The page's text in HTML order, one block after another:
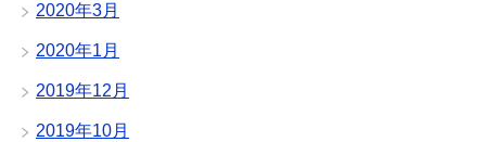
2020年3月
2020年1月
2019年12月
2019年10月